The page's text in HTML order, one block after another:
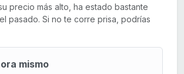
precio más alto, ha estado bastante
pasado. Si no te corre prisa, podrías
mismo